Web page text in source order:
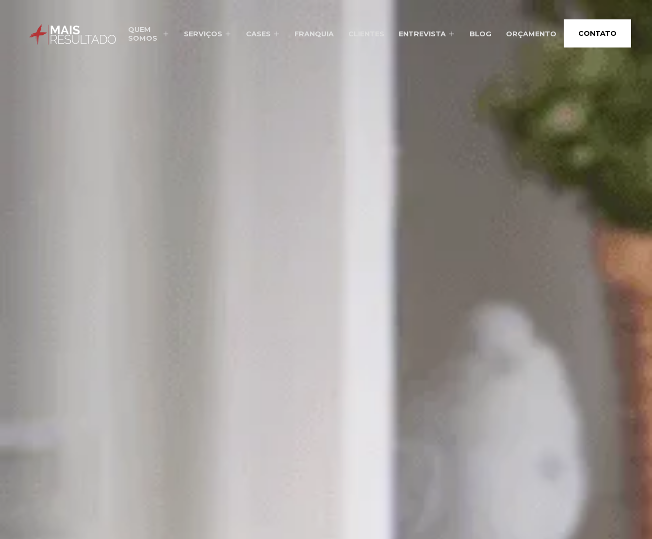
QUEM
SOMOS
SERVIÇOS CASES FRANQUIA ENTREVISTA BLOG ORÇAMENTO CONTATO